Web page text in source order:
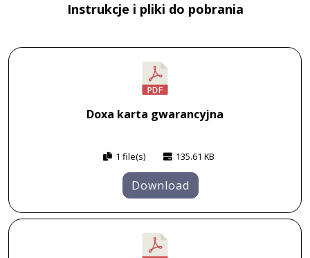
Instrukcje i pliki do pobrania
Doxa karta gwarancyjna
1 file(s) 135.61 KB
Download